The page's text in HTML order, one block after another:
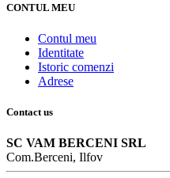
CONTUL MEU
Contul meu
Identitate
Istoric comenzi
Adrese
Contact us
SC VAM BERCENI SRL
Com.Berceni, Ilfov